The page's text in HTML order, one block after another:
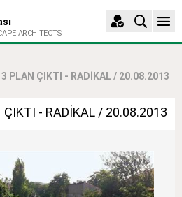
ARCHITECTS
3 PLAN ÇIKTI - RADİKAL / 20.08.2013
ÇIKTI - RADİKAL / 20.08.2013